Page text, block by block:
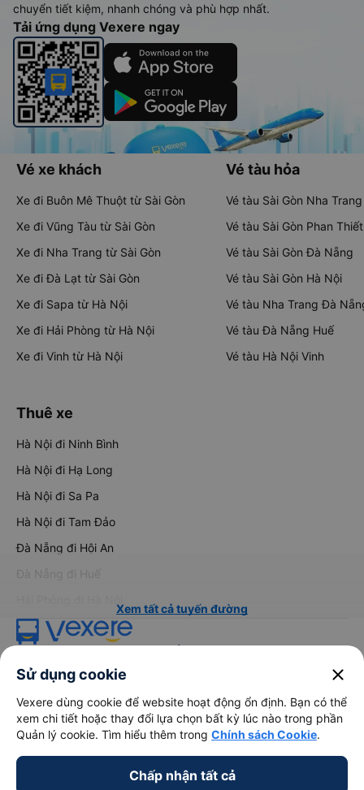
chuyển tiết kiệm, nhanh chóng và phù hợp nhất.
Tải ứng dụng Vexere ngay
Vé xe khách
Xe đi Buôn Mê Thuột từ Sài Gòn
Xe đi Vũng Tàu từ Sài Gòn
Xe đi Nha Trang từ Sài Gòn
Xe đi Đà Lạt từ Sài Gòn
Xe đi Sapa từ Hà Nội
Xe đi Hải Phòng từ Hà Nội
Xe đi Vinh từ Hà Nội
Vé tàu hỏa
Vé tàu Sài Gòn Nha Trang
Vé tàu Sài Gòn Phan Thiết
Vé tàu Sài Gòn Đà Nẵng
Vé tàu Sài Gòn Hà Nội
Vé tàu Nha Trang Đà
Vé tàu Đà Nẵng Huế
Vé tàu Hà Nội Vinh
Thuê xe
Hà Nội đi Ninh Bình
Hà Nội đi Hạ Long
Hà Nội đi Sa Pa
Hà Nội đi Tam Đảo
Đà Nẵng đi Hội An
Đà Nẵng đi Huế
Xem tất cả tuyến đường
Về chúng tôi
Sử dụng cookie close
Vexere dùng cookie để website hoạt động ổn định. Bạn có thể
xem chi tiết hoặc thay đổi lựa chọn bất kỳ lúc nào trong phần
Quản lý cookie. Tìm hiểu thêm trong Chính sách Cookie.
Chấp nhận tất cả